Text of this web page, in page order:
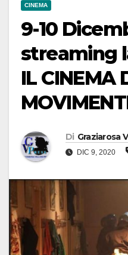
CINEMA
9-10
streaming
IL CINEMA
Di Graziarosa
DIC 9, 2020